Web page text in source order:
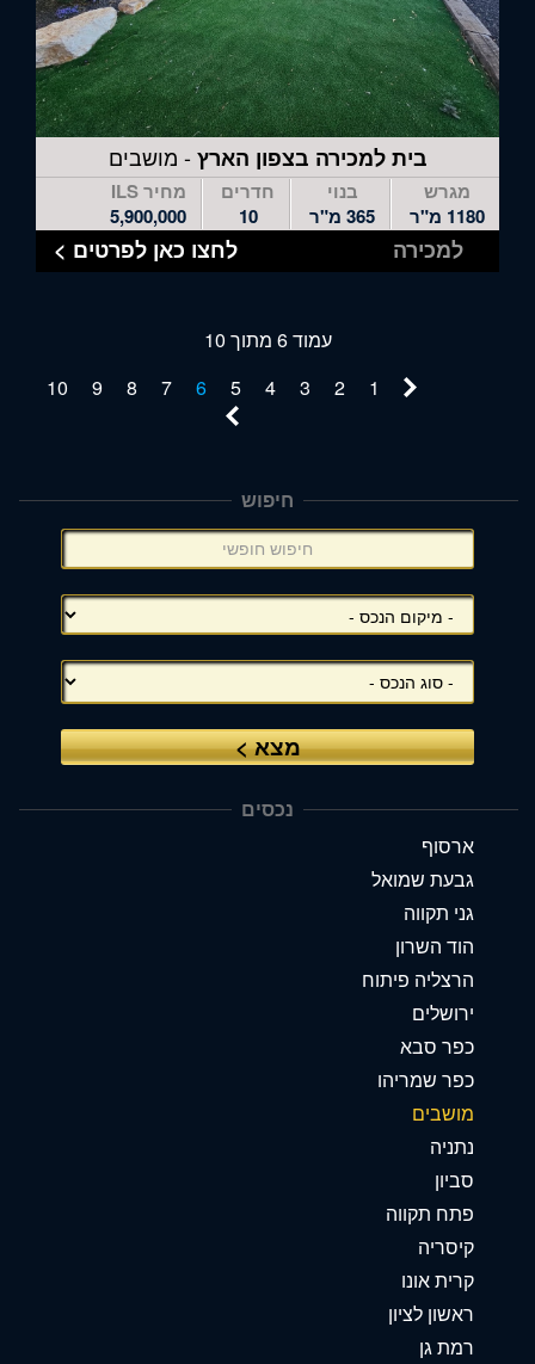
בית למכירה בצפון הארץ- מושבים
מגרש
1180 מ"ר
בנוי
365 מ"ר
חדרים
10
מחיר ILS
5,900,000
למכירה לחצו כאן לפרטים >
עמוד 6 מתוך 10
1
2
3
4
5
6
7
8
9
10
תפריט
באפשרותך
ללחוץ
חיפוש
נכסים
ארסוף
גבעת שמואל
גני תקווה
הוד השרון
הרצליה פיתוח
ירושלים
כפר סבא
כפר שמריהו
מושבים
נתניה
סביון
פתח תקווה
קיסריה
קרית אונו
ראשון לציון
רמת גן